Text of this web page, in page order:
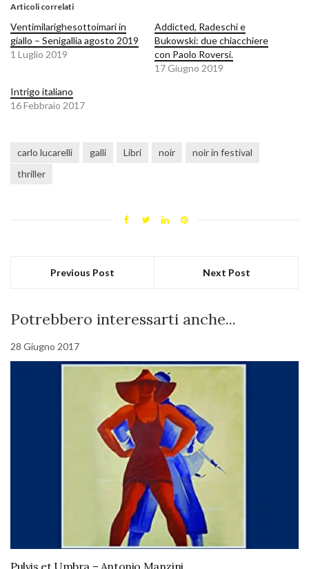
Articoli correlati
Ventimilarighesottoimari in
giallo – Senigallia agosto 2019
1 Luglio 2019
Addicted, Radeschi e
Bukowski: due chiacchiere
con Paolo Roversi.
17 Giugno 2019
Intrigo italiano
16 Febbraio 2017
carlo lucarelli galli Libri noir
noir in festival
thriller
Previous Post Next Post
Potrebbero interessarti anche...
28 Giugno 2017